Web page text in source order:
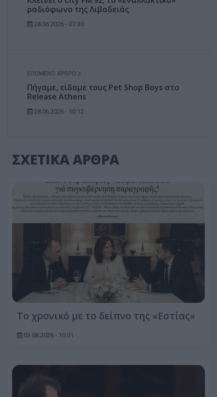
ραδιόφωνο της Λιβαδειάς
28.06.2026 - 07:30
ΕΠΌΜΕΝΟ ΆΡΘΡΟ
Πήγαμε, είδαμε τους Pet Shop Boys στο
Release Athens
28.06.2026 - 10:12
ΣΧΕΤΙΚΑ ΑΡΘΡΑ
Το χρονικό με το δείπνο της «Εστίας»
03.08.2026 - 10:01